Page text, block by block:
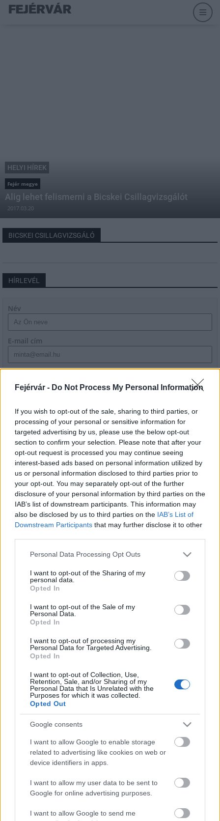
Fejérvár - Do Not Process My Personal Information
If you wish to opt-out of the sale, sharing to third parties, or
processing of your personal or sensitive information for
targeted advertising by us, please use the below opt-out
section to confirm your selection. Please note that after your
opt-out request is processed you may continue seeing
interest-based ads based on personal information utilized by
us or personal information disclosed to third parties prior to
your opt-out. You may separately opt-out of the further
disclosure of your personal information by third parties on the
IAB’s list of downstream participants. This information may
also be disclosed by us to third parties on the IAB’s List of
Downstream Participants that may further disclose it to other
Please note that this website/app uses one or more Google
not limited to your visit or usage behaviour. You may click to
grant or deny consent to Google and its third-party tags to
use your data for below specified purposes in below Google
consent section.
Personal Data Processing Opt Outs
I want to opt-out of the Sharing of my
personal data.
Opted In
I want to opt-out of the Sale of my
Personal Data.
Opted In
I want to opt-out of processing my
Personal Data for Targeted Advertising.
Opted In
I want to opt-out of Collection, Use,
Retention, Sale, and/or Sharing of my
Personal Data that Is Unrelated with the
Purposes for which it was collected.
Opted Out
Google consents
I want to allow Google to enable storage
related to advertising like cookies on web or
device identifiers in apps.
I want to allow my user data to be sent to
Google for online advertising purposes.
I want to allow Google to send me
HELYI HÍREK
Fejér megye
Alig lehet felismerni a Bicskei Csillagvizsgálót
2017.03.20
BICSKEI CSILLAGVIZSGÁLÓ
HÍRLEVÉL
Név
E-mail cím
szabályzatot!
LEGFRISSEBB
Országos hírek
Megérkezett az eső a Duna vízgyűjtőjére
Aktuális
Paks II.: Mit jelent az 5. blokk új
árnyékában?
másodfokúra csökken a riasztás
HIRDETÉS
Paks II.: Mit jelent az 5. blokk új
mérföldköve a felülvizsgálat
árnyékában?